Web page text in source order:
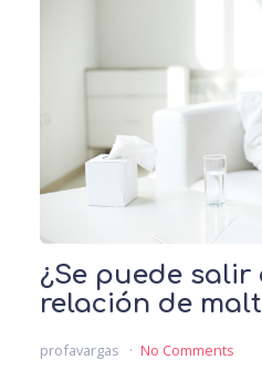
¿Se puede salir
relación de
profavargas No Comments